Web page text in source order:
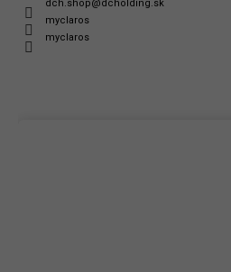
dch.shop@dcholding.sk
myclaros
myclaros